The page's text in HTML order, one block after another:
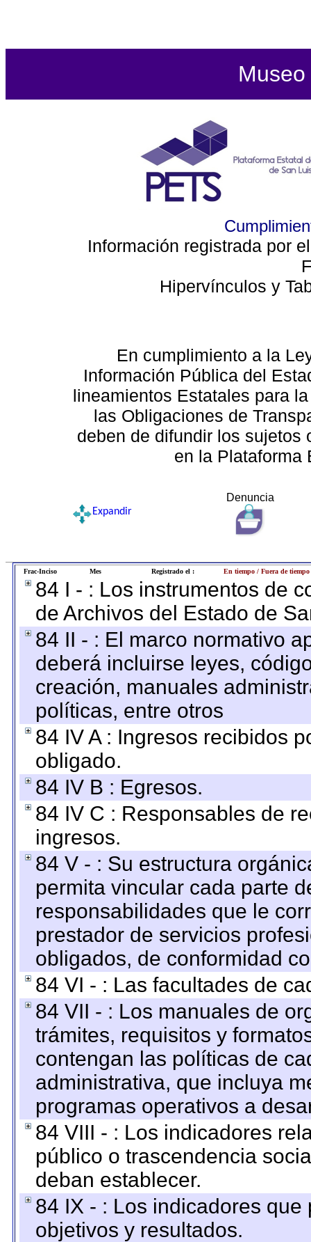
Información registrada por
Hipervínculos y
En cumplimiento a la
Información Pública del
lineamientos Estatales para
las Obligaciones de
deben de difundir los sujetos
en la Plataforma
Denuncia
Expandir
Frac-Inciso Mes Registrado el : En tiempo / Fuera de tiempo
84 I - : Los instrumentos de
de Archivos del Estado de
84 II - : El marco normativo
deberá incluirse leyes,
creación, manuales
políticas, entre otros
84 IV A : Ingresos recibidos
obligado.
84 IV B : Egresos.
84 IV C : Responsables de
ingresos.
84 V - : Su estructura
permita vincular cada parte
responsabilidades que le
prestador de servicios
obligados, de conformidad
84 VI - : Las facultades de
84 VII - : Los manuales de
trámites, requisitos y
contengan las políticas de
administrativa, que incluya
programas operativos a
84 VIII - : Los indicadores
público o trascendencia
deban establecer.
84 IX - : Los indicadores
objetivos y resultados.